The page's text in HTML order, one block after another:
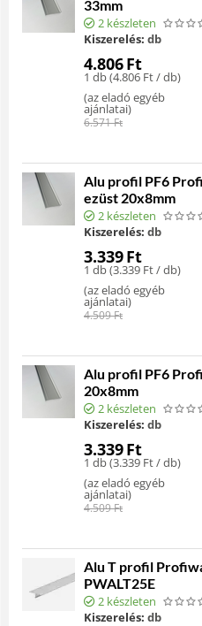
33mm
2 készleten
Kiszerelés: db
4.806Ft
1 db (4.806 Ft/ db)
(az eladó egyéb
ajánlatai)
6.571Ft
Alu profil PF6
ezüst 20x8mm
2 készleten
Kiszerelés: db
3.339Ft
1 db (3.339 Ft/ db)
(az eladó egyéb
ajánlatai)
4.509Ft
Alu profil PF6
20x8mm
2 készleten
Kiszerelés: db
3.339Ft
1 db (3.339 Ft/ db)
(az eladó egyéb
ajánlatai)
4.509Ft
Alu T profil
PWALT25E
2 készleten
Kiszerelés: db